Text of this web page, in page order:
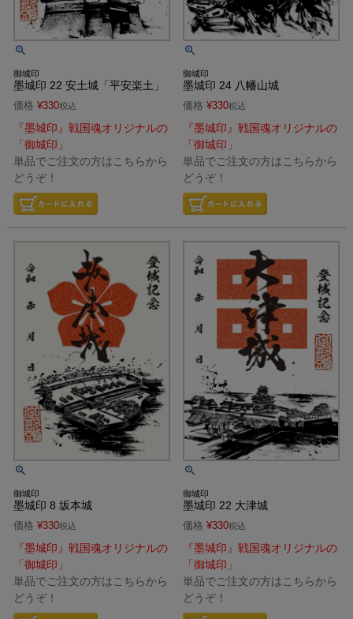
御城印
墨城印 22 安土城「平安楽土」
価格 ¥330税込
『墨城印』戦国魂オリジナルの
「御城印」
単品でご注文の方はこちらから
どうぞ！
御城印
墨城印 24 八幡山城
価格 ¥330税込
『墨城印』戦国魂オリジナルの
「御城印」
単品でご注文の方はこちらから
どうぞ！
御城印
墨城印 8 坂本城
価格 ¥330税込
『墨城印』戦国魂オリジナルの
「御城印」
単品でご注文の方はこちらから
どうぞ！
御城印
墨城印 22 大津城
価格 ¥330税込
『墨城印』戦国魂オリジナルの
「御城印」
単品でご注文の方はこちらから
どうぞ！